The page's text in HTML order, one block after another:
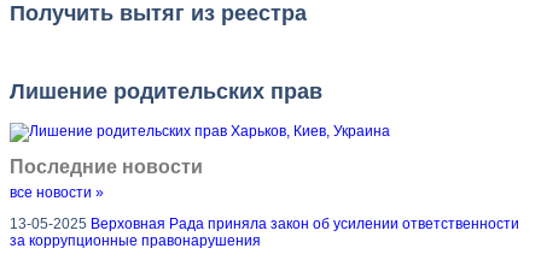
Получить вытяг из реестра
Лишение родительских прав
Последние новости
все новости »
13-05-2025 Верховная Рада приняла закон об усилении ответственности
за коррупционные правонарушения